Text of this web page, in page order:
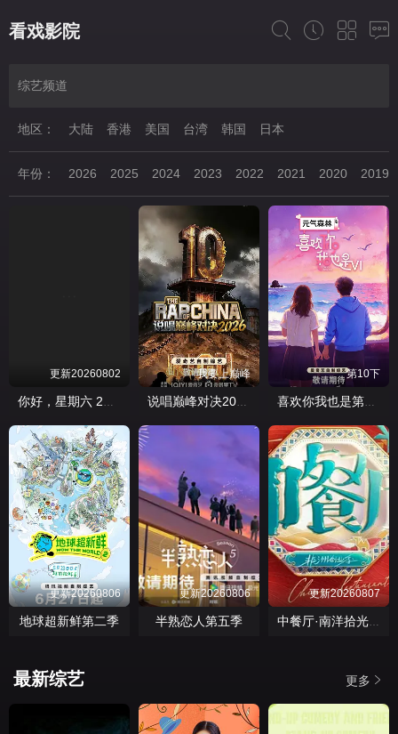
看戏影院
综艺频道
地区： 大陆 香港 美国 台湾 韩国 日本
年份： 2026 2025 2024 2023 2022 2021 2020 2019
更新20260802
你好，星期六 2026
我要上巅峰
说唱巅峰对决2026
第10下
喜欢你我也是第六季
更新20260806
地球超新鲜第二季
更新20260806
半熟恋人第五季
更新20260807
中餐厅·南洋拾光季
更多
最新综艺